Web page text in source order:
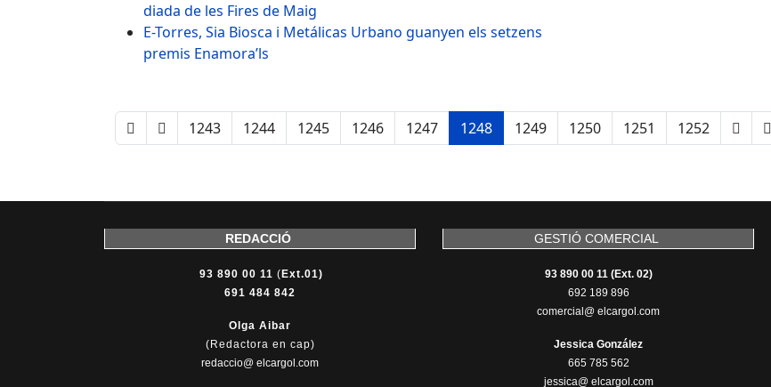
diada de les Fires de Maig
E-Torres, Sia Biosca i Metálicas Urbano guanyen els setzens
premis Enamora’ls
1243 1244 1245 1246 1247 1248 1249 1250 1251 1252
REDACCIÓ
93 890 00 11 ( Ext.01)
691 484 842
Olga Aibar
(Redactora en cap)
redaccio@ elcargol.com
GESTIÓ COMERCIAL
93 890 00 11 (Ext. 02)
692 189 896
comercial@ elcargol.com
Jessica González
665 785 562
jessica@ elcargol.com